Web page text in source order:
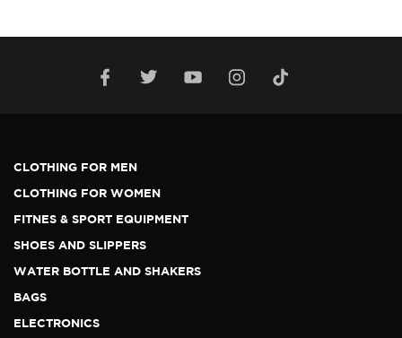
CLOTHING FOR MEN
CLOTHING FOR WOMEN
FITNES & SPORT EQUIPMENT
SHOES AND SLIPPERS
WATER BOTTLE AND SHAKERS
BAGS
ELECTRONICS